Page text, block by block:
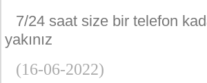
7/24 saat size bir telefon
yakınız
(16-06-2022)